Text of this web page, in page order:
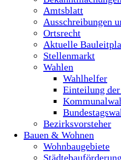
Amtsblatt
Ausschreibungen
Ortsrecht
Aktuelle
Stellenmarkt
Wahlen
Wahlhelfer
Einteilung
Bezirksvorsteher
Bauen & Wohnen
Wohnbaugebiete